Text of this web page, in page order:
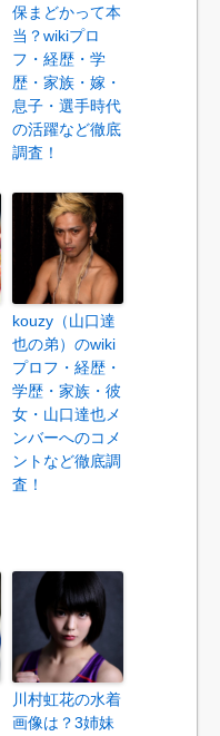
保まどかって本
当？wikiプロ
フ・経歴・学
歴・家族・嫁・
息子・選手時代
の活躍など徹底
調査！
kouzy（山口達
也の弟）のwiki
プロフ・経歴・
学歴・家族・彼
女・山口達也メ
ンバーへのコメ
ントなど徹底調
査！
川村虹花の水着
画像は？3姉妹